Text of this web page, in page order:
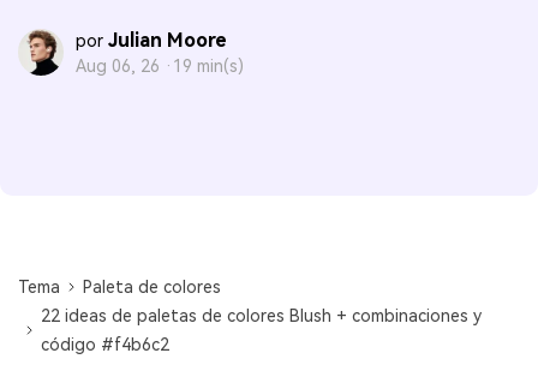
por Julian Moore
Aug 06, 26 · 19 min(s)
Tema
Paleta de colores
22 ideas de paletas de colores Blush + combinaciones y
código #f4b6c2